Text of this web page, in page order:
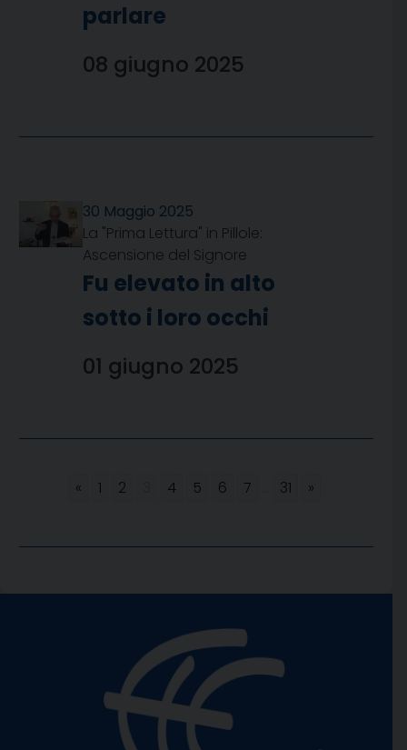
parlare
08 giugno 2025
30 Maggio 2025
La "Prima Lettura" in Pillole:
Ascensione del Signore
Fu elevato in alto
sotto i loro occhi
01 giugno 2025
« 1 2 4 5 6 7 31 »